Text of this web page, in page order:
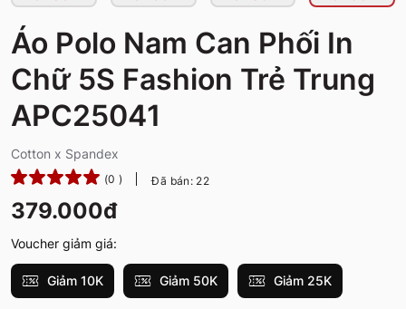
Áo Polo Nam Can Phối In
Chữ 5S Fashion Trẻ Trung
APC25041
Cotton x Spandex
(0 ) Đã bán: 22
379.000đ
Voucher giảm giá:
Giảm 10K Giảm 50K Giảm 25K